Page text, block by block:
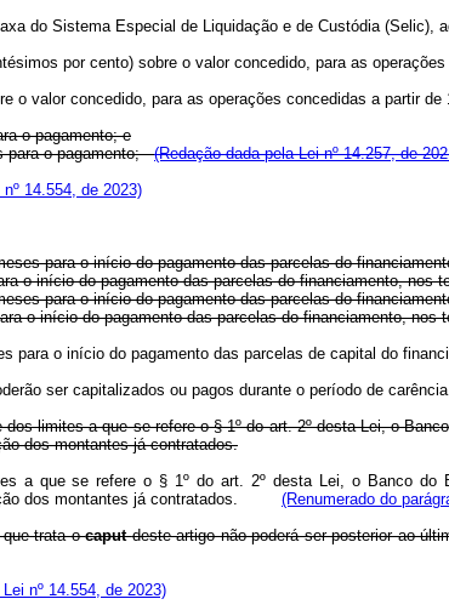
taxa do Sistema Especial de Liquidação e de Custódia
por cento) sobre o valor concedido, para as
o valor concedido, para as operações concedidas a partir
o pagamento; e
para o pagamento;
(Redação dada pela Lei nº 14.257, de
14.554, de 2023)
para o início do pagamento das parcelas do
o início do pagamento das parcelas do financiamento,
para o início do pagamento das parcelas do
o início do pagamento das parcelas do financiamento,
para o início do pagamento das parcelas de capital do
ser capitalizados ou pagos durante o período de
limites a que se refere o § 1º do art. 2º desta Lei, o
dos montantes já contratados.
a que se refere o § 1º do art. 2º desta Lei, o Banco
dos montantes já contratados. (Renumerado do
que trata ocaputdeste artigo não poderá ser posterior ao
nº 14.554, de 2023)